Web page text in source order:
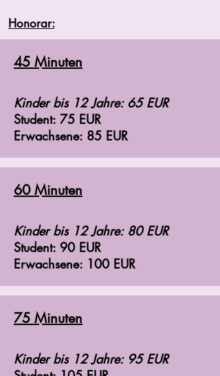
Honorar:
45 Minuten
Kinder bis 12 Jahre: 65 EUR
Student: 75 EUR
Erwachsene: 85 EUR
60 Minuten
Kinder bis 12 Jahre: 80 EUR
Student: 90 EUR
Erwachsene: 100 EUR
75 Minuten
Kinder bis 12 Jahre: 95 EUR